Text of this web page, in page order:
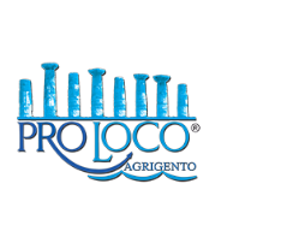
contenido